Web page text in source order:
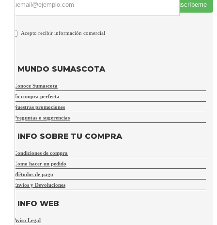
Suscríbeme
Acepto recibir información comercial
MUNDO SUMASCOTA
Conoce Sumascota
Tu compra perfecta
Nuestras promociones
Preguntas o sugerencias
INFO SOBRE TU COMPRA
Condiciones de compra
Como hacer un pedido
Métodos de pago
Envíos y Devoluciones
INFO WEB
Aviso Legal